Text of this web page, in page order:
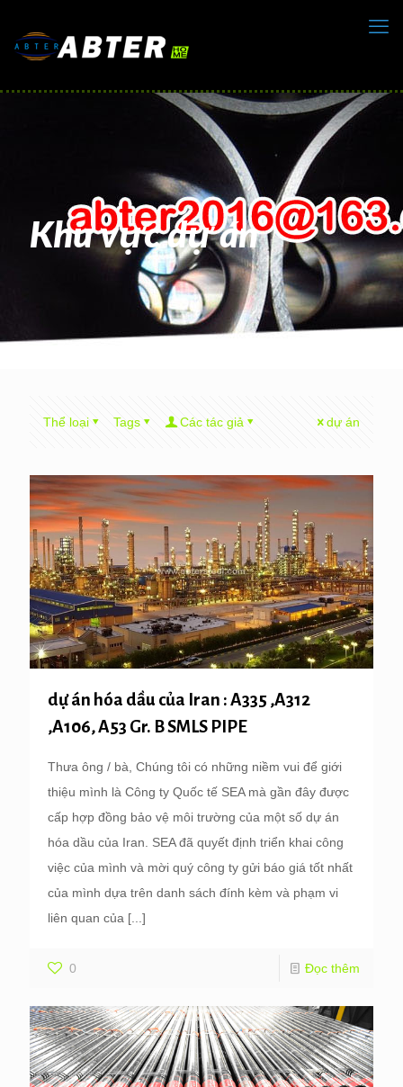
Khu vực dự án
Thể loại Tags Các tác giả dự án
dự án hóa dầu của Iran : A335 ,A312
,A106, A53 Gr. B SMLS PIPE
Thưa ông / bà, Chúng tôi có những niềm vui để giới
thiệu mình là Công ty Quốc tế SEA mà gần đây được
cấp hợp đồng bảo vệ môi trường của một số dự án
hóa dầu của Iran. SEA đã quyết định triển khai công
việc của mình và mời quý công ty gửi báo giá tốt nhất
của mình dựa trên danh sách đính kèm và phạm vi
liên quan của [...]
0 Đọc thêm